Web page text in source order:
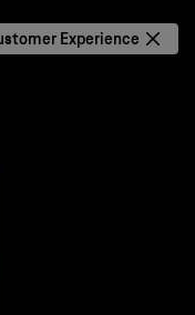
Experience